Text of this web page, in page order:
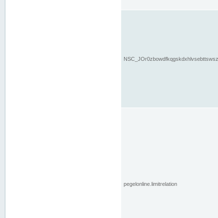
pegelonline.limitrelation